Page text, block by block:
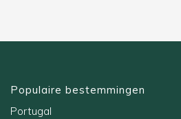
Populaire bestemmingen
Portugal